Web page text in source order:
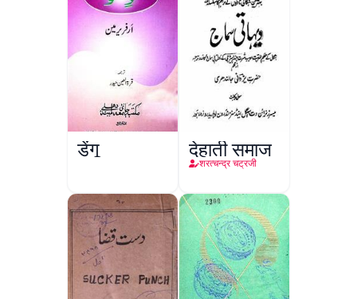
डेंगू देहाती समाज
शरत्चन्द्र चट्रजी